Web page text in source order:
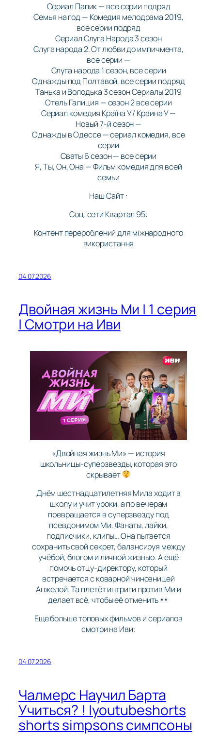
Сериал Папик — все серии подряд
Семья на год — Комедия мелодрама 2019,
все серии подряд
Сериал Слуга Народа 3 сезон
Слуга народа 2. От любви до импичмента,
все серии —
Слуга народа 1 сезон, все серии
Однажды под Полтавой, все серии подряд
Танька и Володька 3 сезон Сериалы 2019
Отель Галиция — сезон 2 все серии
Сериал комедия Країна У / Краина У —
Новый 7-й сезон —
Однажды в Одессе — сериал комедия, все
серии
Сваты 6 сезон — все серии
Я, Ты, Он, Она — Фильм комедия для всей
семьи
Наш Сайт :
Соц. сети Квартал 95:
Контент перероблений для міжнародного
використання
04.07.2026
Двойная жизнь Ми | 1 серия
| Смотри на Иви
«Двойная жизнь Ми» — история
школьницы-суперзвезды, которая это
скрывает
Днём шестнадцатилетняя Мила ходит в
школу и учит уроки, а по вечерам
превращается в суперзвезду под
псевдонимом Ми. Фанаты, лайки,
подписчики, клипы… Она пытается
сохранить свой секрет, балансируя между
учёбой, блогом и личной жизнью. А ещё
помочь отцу-директору, который
встречается с коварной чиновницей
Анжелой. Та плетёт интриги против Ми и
делает всё, чтобы её отменить
Еще больше топовых фильмов и сериалов
смотри на Иви:
04.07.2026
Чалмерс Научил Барта
Учиться? ! |youtubeshorts
shorts simpsons симпсоны